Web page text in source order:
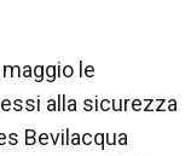
le
alla sicurezza
Bevilacqua